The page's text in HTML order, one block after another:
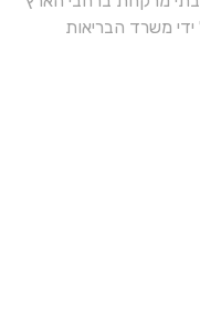
משרד הבריאות